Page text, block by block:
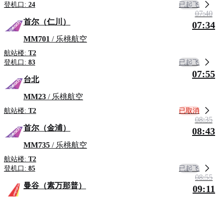
登机口: 24 已起飞
首尔（仁川）
MM701 / 乐桃航空
航站楼: T2
登机口: 83
07:40
07:34
已起飞
台北
MM23 / 乐桃航空
航站楼: T2
07:55
已取消
首尔（金浦）
MM735 / 乐桃航空
航站楼: T2
登机口: 85
08:35
08:43
已起飞
曼谷（素万那普）
08:55
09:11